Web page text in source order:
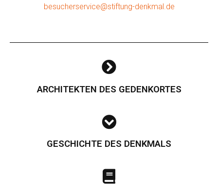
besucherservice@stiftung-denkmal.de
ARCHITEKTEN DES GEDENKORTES
GESCHICHTE DES DENKMALS